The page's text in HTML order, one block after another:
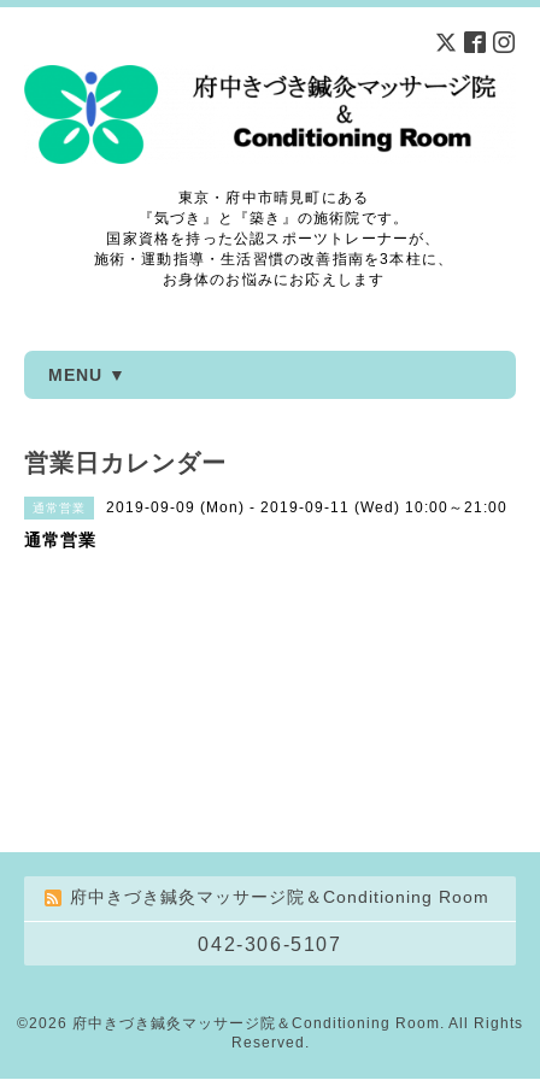
東京・府中市晴見町にある
『気づき』と『築き』の施術院です。
国家資格を持った公認スポーツトレーナーが、
施術・運動指導・生活習慣の改善指南を3本柱に、
お身体のお悩みにお応えします
MENU ▼
営業日カレンダー
通常営業 2019-09-09 (Mon) - 2019-09-11 (Wed) 10:00～21:00
通常営業
府中きづき鍼灸マッサージ院＆Conditioning Room
042-306-5107
©2026 府中きづき鍼灸マッサージ院＆Conditioning Room . All Rights
Reserved.